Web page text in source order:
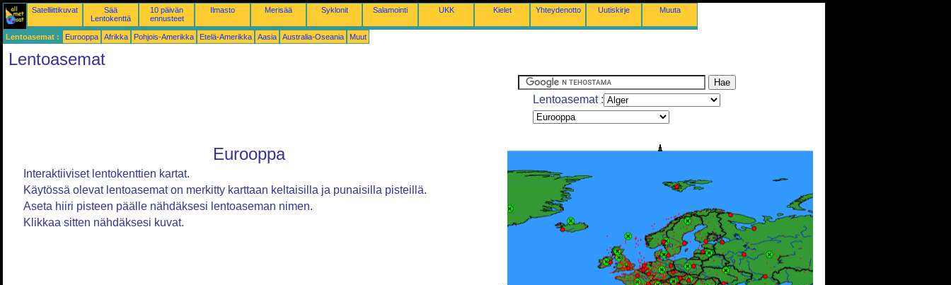
Satelliittikuvat
Sää
Lentokenttä
10 päivän
ennusteet
Ilmasto Merisää Syklonit Salamointi UKK Kielet Yhteydenotto Uutiskirje Muuta
Lentoasemat : Eurooppa Afrikka Pohjois-Amerikka Etelä-Amerikka Aasia Australia-Oseania Muut
Lentoasemat
Lentoasemat :
Eurooppa
Interaktiiviset lentokenttien kartat.
Käytössä olevat lentoasemat on merkitty karttaan keltaisilla ja punaisilla pisteillä.
Aseta hiiri pisteen päälle nähdäksesi lentoaseman nimen.
Klikkaa sitten nähdäksesi kuvat.